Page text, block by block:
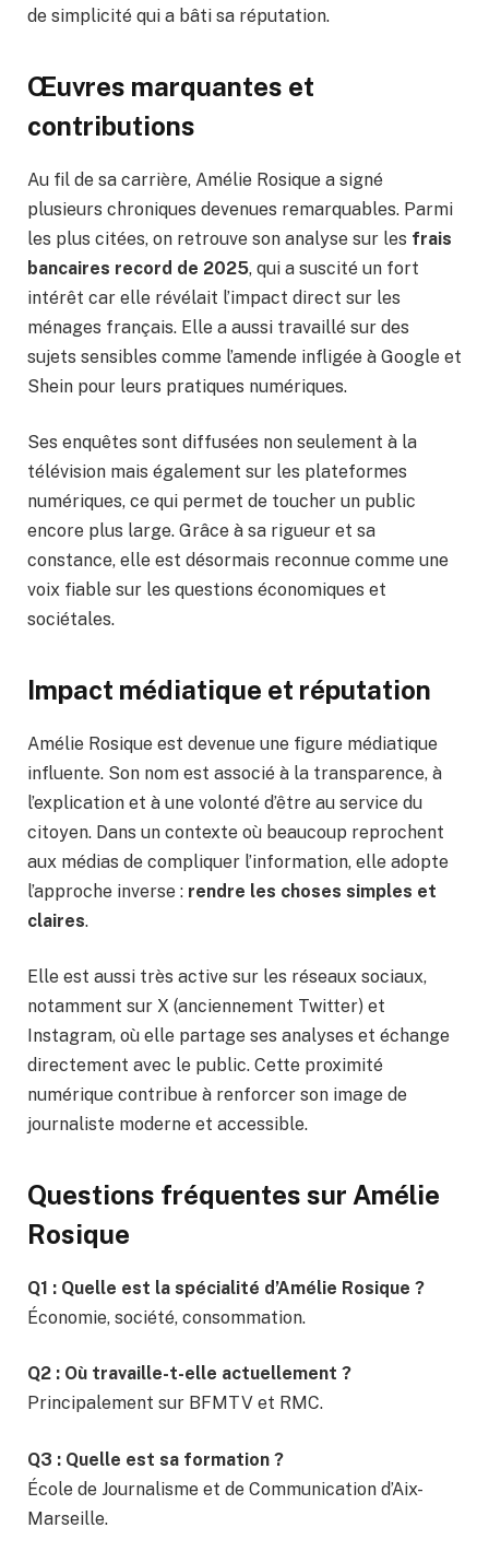
de simplicité qui a bâti sa réputation.
Œuvres marquantes et
contributions
Au fil de sa carrière, Amélie Rosique a signé
plusieurs chroniques devenues remarquables. Parmi
les plus citées, on retrouve son analyse sur les frais
bancaires record de 2025, qui a suscité un fort
intérêt car elle révélait l’impact direct sur les
ménages français. Elle a aussi travaillé sur des
sujets sensibles comme l’amende infligée à Google et
Shein pour leurs pratiques numériques.
Ses enquêtes sont diffusées non seulement à la
télévision mais également sur les plateformes
numériques, ce qui permet de toucher un public
encore plus large. Grâce à sa rigueur et sa
constance, elle est désormais reconnue comme une
voix fiable sur les questions économiques et
sociétales.
Impact médiatique et réputation
Amélie Rosique est devenue une figure médiatique
influente. Son nom est associé à la transparence, à
l’explication et à une volonté d’être au service du
citoyen. Dans un contexte où beaucoup reprochent
aux médias de compliquer l’information, elle adopte
l’approche inverse : rendre les choses simples et
claires.
Elle est aussi très active sur les réseaux sociaux,
notamment sur X (anciennement Twitter) et
Instagram, où elle partage ses analyses et échange
directement avec le public. Cette proximité
numérique contribue à renforcer son image de
journaliste moderne et accessible.
Questions fréquentes sur Amélie
Rosique
Q1 : Quelle est la spécialité d’Amélie Rosique ?
Économie, société, consommation.
Q2 : Où travaille-t-elle actuellement ?
Principalement sur BFMTV et RMC.
Q3 : Quelle est sa formation ?
École de Journalisme et de Communication d’Aix-
Marseille.